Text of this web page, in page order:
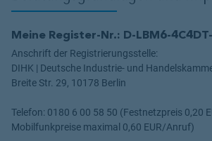
Meine Register-Nr.: D-LBM6-
Anschrift der Registrierungsstelle:
DIHK | Deutsche Industrie- und
Breite Str. 29, 10178 Berlin
Telefon: 0180 6 00 58 50 (Festnetzpreis 0,20
Mobilfunkpreise maximal 0,60 EUR/Anruf)